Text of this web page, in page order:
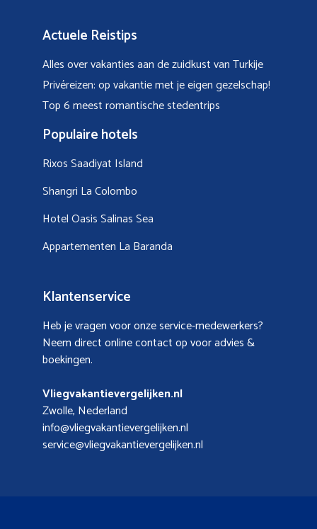
Actuele Reistips
Alles over vakanties aan de zuidkust van Turkije
Privéreizen: op vakantie met je eigen gezelschap!
Top 6 meest romantische stedentrips
Populaire hotels
Rixos Saadiyat Island
Shangri La Colombo
Hotel Oasis Salinas Sea
Appartementen La Baranda
Klantenservice
Heb je vragen voor onze service-medewerkers?
Neem direct online contact op voor advies &
boekingen.
Vliegvakantievergelijken.nl
Zwolle, Nederland
info@vliegvakantievergelijken.nl
service@vliegvakantievergelijken.nl